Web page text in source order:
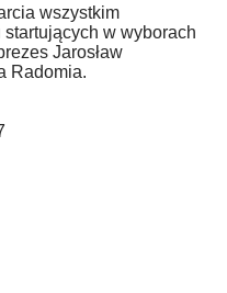
wszystkim
w wyborach
Jarosław
Radomia.